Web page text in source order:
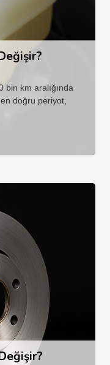
bin km aralığında
doğru periyot,